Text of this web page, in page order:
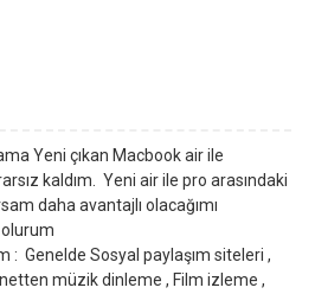
Yeni çıkan Macbook air ile
kaldım. Yeni air ile pro arasındaki
daha avantajlı olacağımı
: Genelde Sosyal paylaşım siteleri ,
müzik dinleme , Film izleme ,